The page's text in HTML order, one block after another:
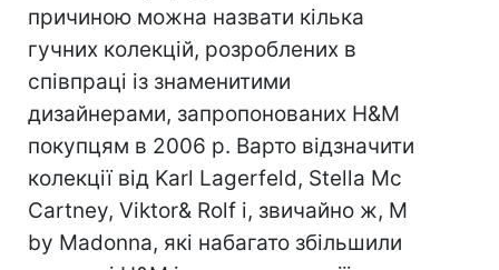
причиною можна назвати кілька
гучних колекцій, розроблених в
співпраці із знаменитими
дизайнерами, запропонованих H&M
покупцям в 2006 р. Варто відзначити
колекції від Karl Lagerfeld, Stella Mc
Cartney, Viktor& Rolf і, звичайно ж, M
by Madonna, які набагато збільшили